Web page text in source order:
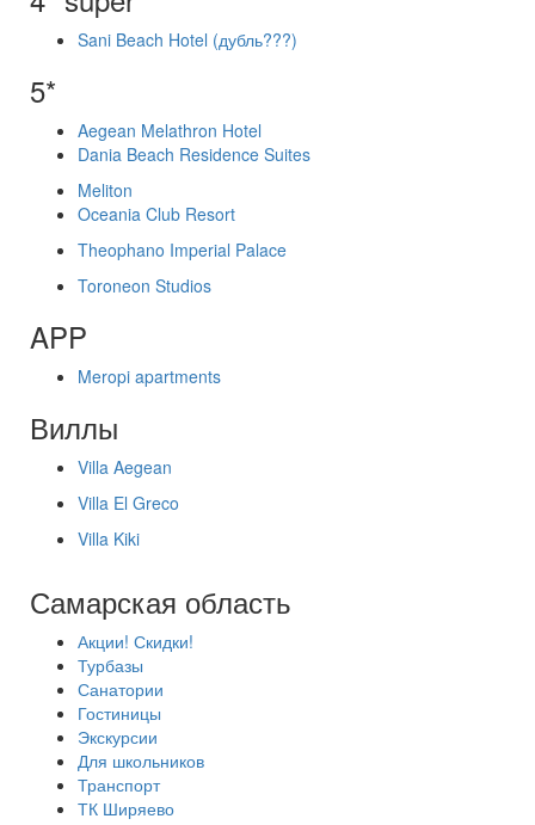
Sani Beach Hotel (дубль???)
5*
Aegean Melathron Hotel
Dania Beach Residence Suites
Meliton
Oceania Club Resort
Theophano Imperial Palace
Toroneon Studios
APP
Meropi apartments
Виллы
Villa Aegean
Villa El Greco
Villa Kiki
Самарская область
Акции! Скидки!
Турбазы
Санатории
Гостиницы
Экскурсии
Для школьников
Транспорт
ТК Ширяево